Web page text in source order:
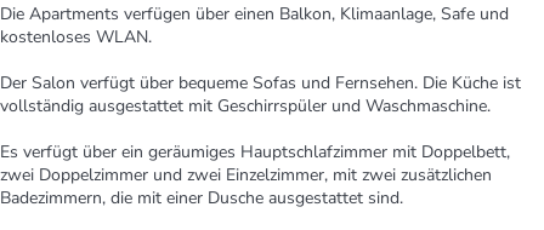
Die Apartments verfügen über einen Balkon, Klimaanlage, Safe und
kostenloses WLAN.
Der Salon verfügt über bequeme Sofas und Fernsehen. Die Küche ist
vollständig ausgestattet mit Geschirrspüler und Waschmaschine.
Es verfügt über ein geräumiges Hauptschlafzimmer mit Doppelbett,
zwei Doppelzimmer und zwei Einzelzimmer, mit zwei zusätzlichen
Badezimmern, die mit einer Dusche ausgestattet sind.